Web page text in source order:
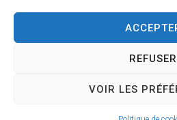
REFUSER
VOIR LES
Mentions